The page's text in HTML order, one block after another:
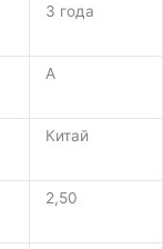
3 года
A
Китай
2,50